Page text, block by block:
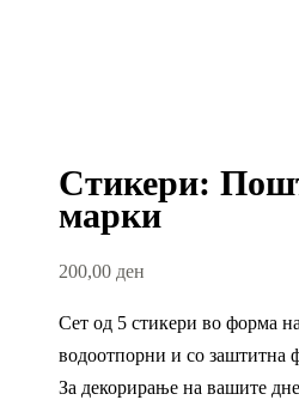
Стикери:
марки
200,00 ден
Сет од 5 стикери во форма
водоотпорни и со заштитна
За декорирање на вашите